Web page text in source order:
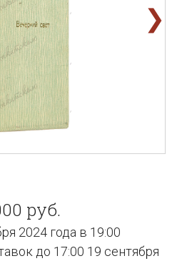
❯
руб.
2024 года в 19:00
до 17:00 19 сентября